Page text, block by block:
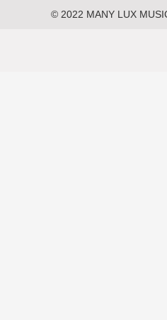
© 2022 MANY LUX